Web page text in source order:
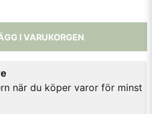
I VARUKORGEN
när du köper varor för minst